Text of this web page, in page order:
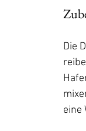
Die
eine